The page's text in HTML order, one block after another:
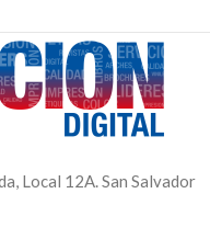
Local 12A. San Salvador